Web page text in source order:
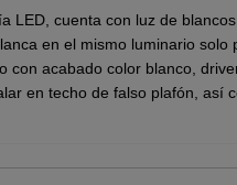
LED, cuenta con luz de blancos
en el mismo luminario solo
con acabado color blanco,
en techo de falso plafón, así
4000K, 6500K)